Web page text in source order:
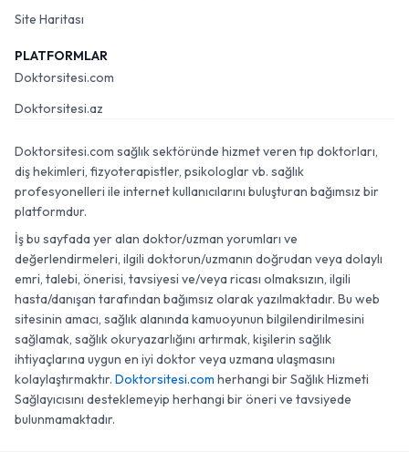
Site Haritası
PLATFORMLAR
Doktorsitesi.com
Doktorsitesi.az
Doktorsitesi.com sağlık sektöründe hizmet veren tıp doktorları,
diş hekimleri, fizyoterapistler, psikologlar vb. sağlık
profesyonelleri ile internet kullanıcılarını buluşturan bağımsız bir
platformdur.
İş bu sayfada yer alan doktor/uzman yorumları ve
değerlendirmeleri, ilgili doktorun/uzmanın doğrudan veya dolaylı
emri, talebi, önerisi, tavsiyesi ve/veya ricası olmaksızın, ilgili
hasta/danışan tarafından bağımsız olarak yazılmaktadır. Bu web
sitesinin amacı, sağlık alanında kamuoyunun bilgilendirilmesini
sağlamak, sağlık okuryazarlığını artırmak, kişilerin sağlık
ihtiyaçlarına uygun en iyi doktor veya uzmana ulaşmasını
kolaylaştırmaktır. Doktorsitesi.com herhangi bir Sağlık Hizmeti
Sağlayıcısını desteklemeyip herhangi bir öneri ve tavsiyede
bulunmamaktadır.